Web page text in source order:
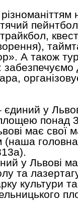
А також
у
понад
має свої
(наша
у Львові
та
культури